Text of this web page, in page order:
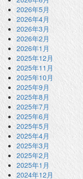
2026年5月
2026年4月
2026年3月
2026年2月
2026年1月
2025年12月
2025年11月
2025年10月
2025年9月
2025年8月
2025年7月
2025年6月
2025年5月
2025年4月
2025年3月
2025年2月
2025年1月
2024年12月